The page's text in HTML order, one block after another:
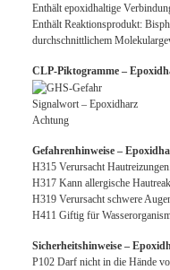
Enthält epoxidhaltige
Enthält Reaktionsprodukt:
durchschnittlichem
CLP-Piktogramme –
Signalwort – Epoxidharz
Achtung
Gefahrenhinweise –
H315 Verursacht Hautreizungen.
H317 Kann allergische
H319 Verursacht schwere
H411 Giftig für
Sicherheitshinweise –
P102 Darf nicht in die Hände